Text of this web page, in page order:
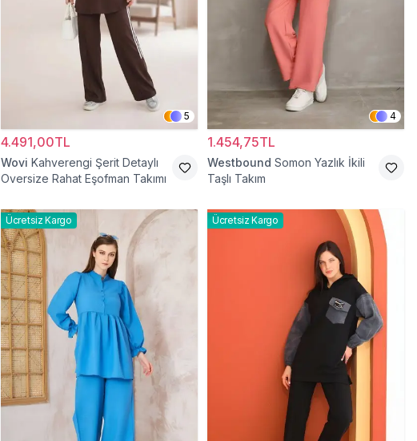
5
4.491,00TL
Wovi Kahverengi Şerit Detaylı
Oversize Rahat Eşofman Takımı
4
1.454,75TL
Westbound Somon Yazlık İkili
Taşlı Takım
Ücretsiz Kargo Ücretsiz Kargo